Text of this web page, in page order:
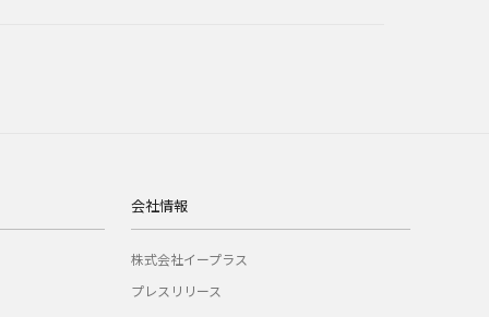
会社情報
株式会社イープラス
プレスリリース